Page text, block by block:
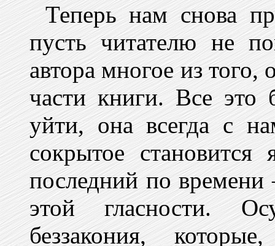
Теперь нам снова
пусть читателю не
автора многое из того,
части книги. Все это
уйти, она всегда с
сокрытое
последний по
этой гласности.
беззакония,